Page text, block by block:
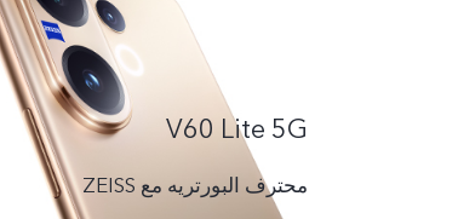
V60 Lite 5G
محترف البورتريه مع ZEISS